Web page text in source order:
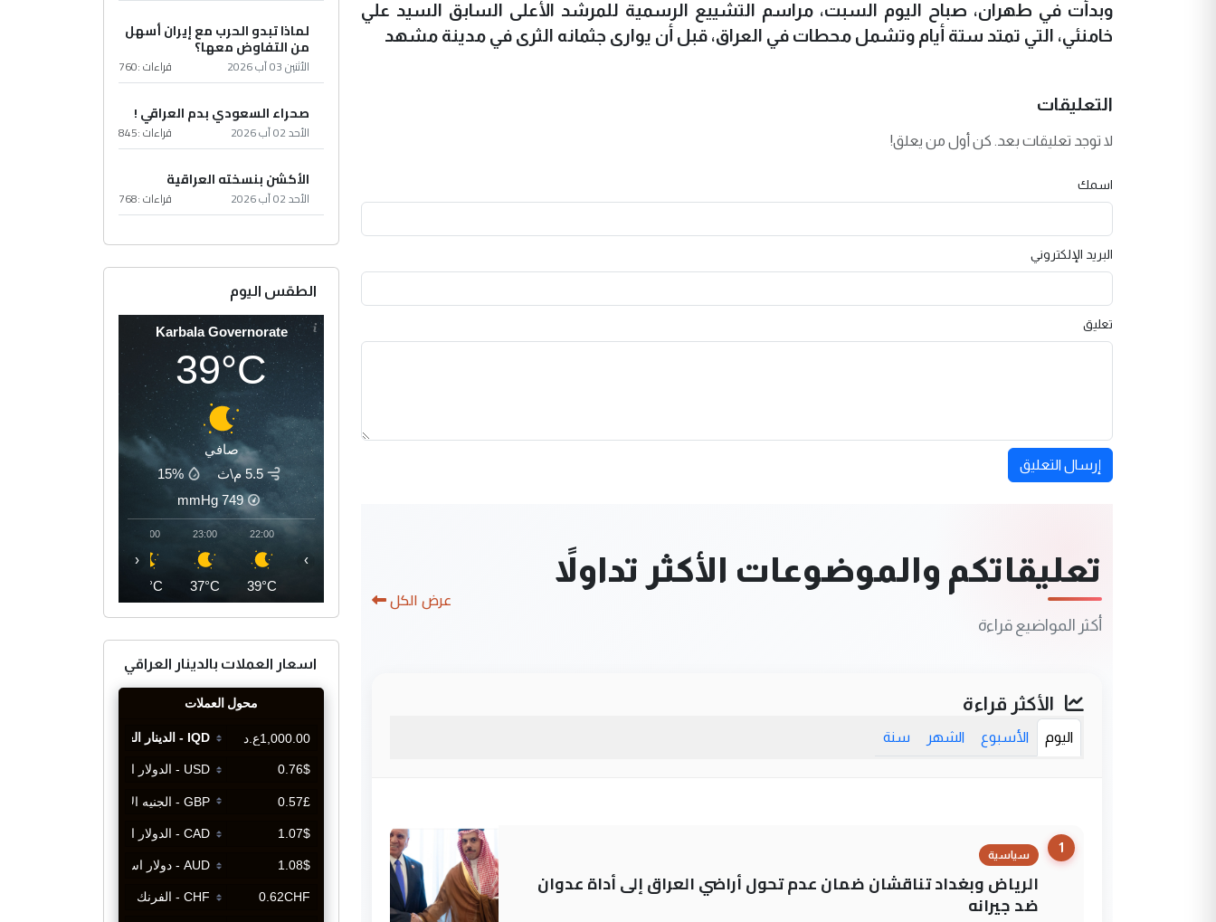
وبدأت في طهران، صباح اليوم السبت، مراسم التشييع الرسمية للمرشد الأعلى السابق السيد علي
خامنئي، التي تمتد ستة أيام وتشمل محطات في العراق، قبل أن يوارى جثمانه الثرى في مدينة مشهد
التعليقات
لا توجد تعليقات بعد. كن أول من يعلق!
اسمك
البريد الإلكتروني
تعليق
إرسال التعليق
تعليقاتكم والموضوعات الأكثر تداولاً
أكثر المواضيع قراءة
عرض الكل
الأكثر قراءة
اليوم الأسبوع الشهر سنة
1
سياسية
الرياض وبغداد تناقشان ضمان عدم تحول أراضي العراق إلى أداة عدوان
ضد جيرانه
لماذا تبدو الحرب مع إيران أسهل
من التفاوض معها؟
الأثنين 03 آب 2026 قراءات :760
صحراء السعودي بدم العراقي !
الأحد 02 آب 2026 قراءات :845
الأكشن بنسخته العراقية
الأحد 02 آب 2026 قراءات :768
الطقس اليوم
Karbala Governorate
39°C
صافي
5.5 م\ث
15%
749
mmHg
22:00
39°C
23:00
37°C
00:00
36°C
‹ ›
اسعار العملات بالدينار العراقي